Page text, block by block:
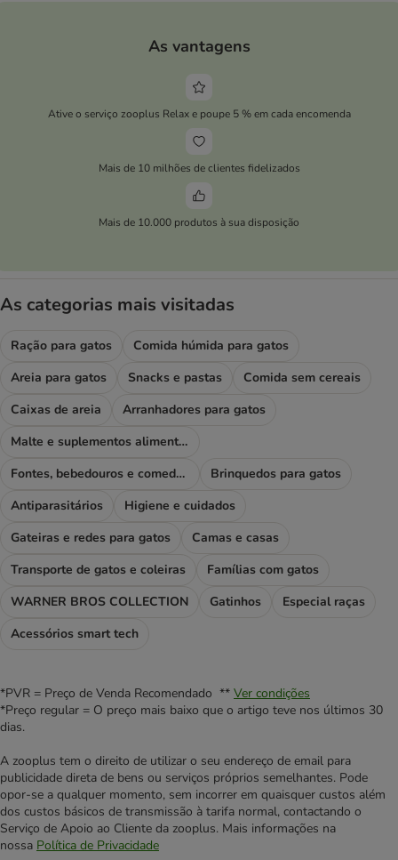
As vantagens
Ative o serviço zooplus Relax e poupe 5 % em cada encomenda
Mais de 10 milhões de clientes fidelizados
Mais de 10.000 produtos à sua disposição
As categorias mais visitadas
Ração para gatos
Comida húmida para gatos
Areia para gatos
Snacks e pastas
Comida sem cereais
Caixas de areia
Arranhadores para gatos
Malte e suplementos alimentares
Fontes, bebedouros e comedouros
Brinquedos para gatos
Antiparasitários
Higiene e cuidados
Gateiras e redes para gatos
Camas e casas
Transporte de gatos e coleiras
Famílias com gatos
WARNER BROS COLLECTION
Gatinhos
Especial raças
Acessórios smart tech
*PVR = Preço de Venda Recomendado ** Ver condições
*Preço regular = O preço mais baixo que o artigo teve nos últimos 30
dias.
A zooplus tem o direito de utilizar o seu endereço de email para
publicidade direta de bens ou serviços próprios semelhantes. Pode
opor-se a qualquer momento, sem incorrer em quaisquer custos além
dos custos básicos de transmissão à tarifa normal, contactando o
Serviço de Apoio ao Cliente da zooplus. Mais informações na
nossa Política de Privacidade